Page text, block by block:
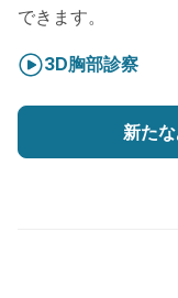
できます。
3D胸部診察
新た